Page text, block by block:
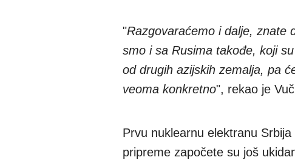
"Razgovaraćemo i dalje, znate
smo i sa Rusima takođe, koji
od drugih azijskih zemalja, pa
veoma konkretno", rekao je
Prvu nuklearnu elektranu
pripreme započete su još